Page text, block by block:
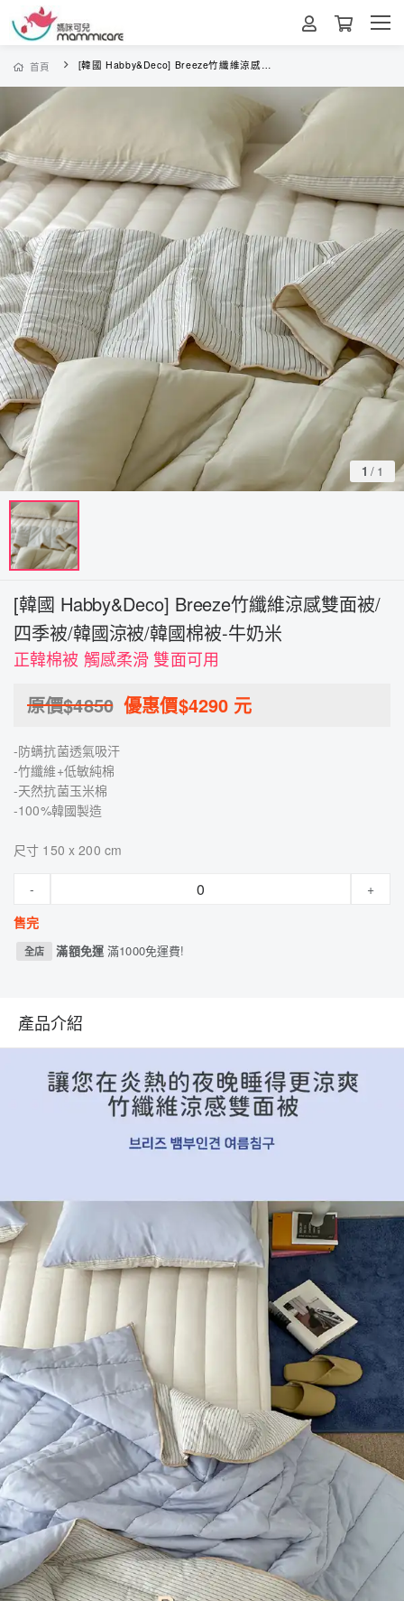
首頁 [韓國 Habby&Deco] Breeze竹纖維涼感雙面被/四季被/韓國涼被/韓國棉被-牛奶米
1 / 1
[韓國 Habby&Deco] Breeze竹纖維涼感雙面被/
四季被/韓國涼被/韓國棉被-牛奶米
正韓棉被 觸感柔滑 雙面可用
原價$4850 優惠價$4290 元
-防螨抗菌透氣吸汗
-竹纖維+低敏純棉
-天然抗菌玉米棉
-100%韓國製造
尺寸 150 x 200 cm
-
+
售完
全店 滿額免運滿1000免運費!
產品介紹